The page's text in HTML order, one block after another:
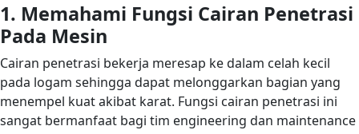
1. Memahami Fungsi Cairan Penetrasi
Pada Mesin
Cairan penetrasi bekerja meresap ke dalam celah kecil
pada logam sehingga dapat melonggarkan bagian yang
menempel kuat akibat karat. Fungsi cairan penetrasi ini
sangat bermanfaat bagi tim engineering dan maintenance